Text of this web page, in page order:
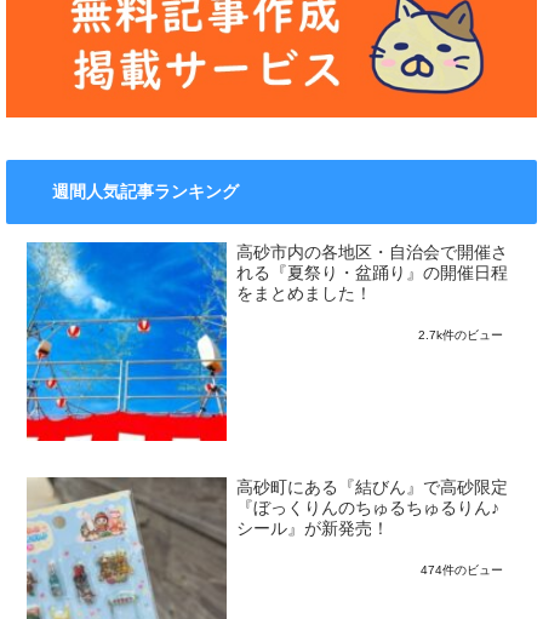
週間人気記事ランキング
高砂市内の各地区・自治会で開催さ
れる『夏祭り・盆踊り』の開催日程
をまとめました！
2.7k件のビュー
高砂町にある『結びん』で高砂限定
『ぼっくりんのちゅるちゅるりん♪
シール』が新発売！
474件のビュー